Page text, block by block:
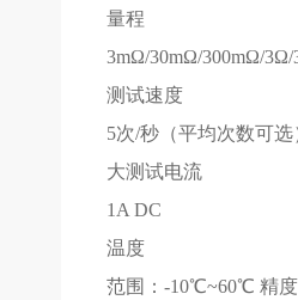
量程
3mΩ/30mΩ/300mΩ/
测试速度
5次/秒（平均次数可选
大测试电流
1A DC
温度
范围：-10℃~60℃ 精